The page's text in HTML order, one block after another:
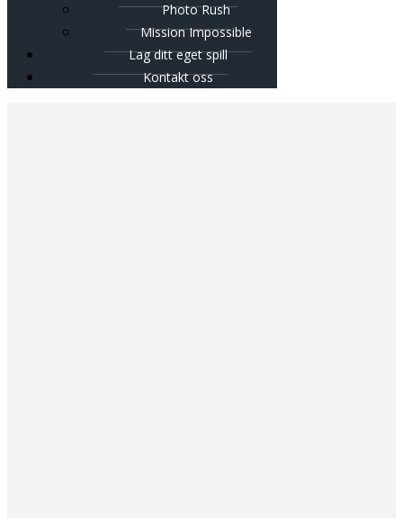
Photo Rush
Mission Impossible
Lag ditt eget spill
Kontakt oss